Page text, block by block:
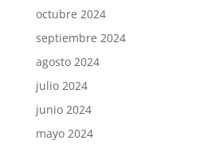
octubre 2024
septiembre 2024
agosto 2024
julio 2024
junio 2024
mayo 2024